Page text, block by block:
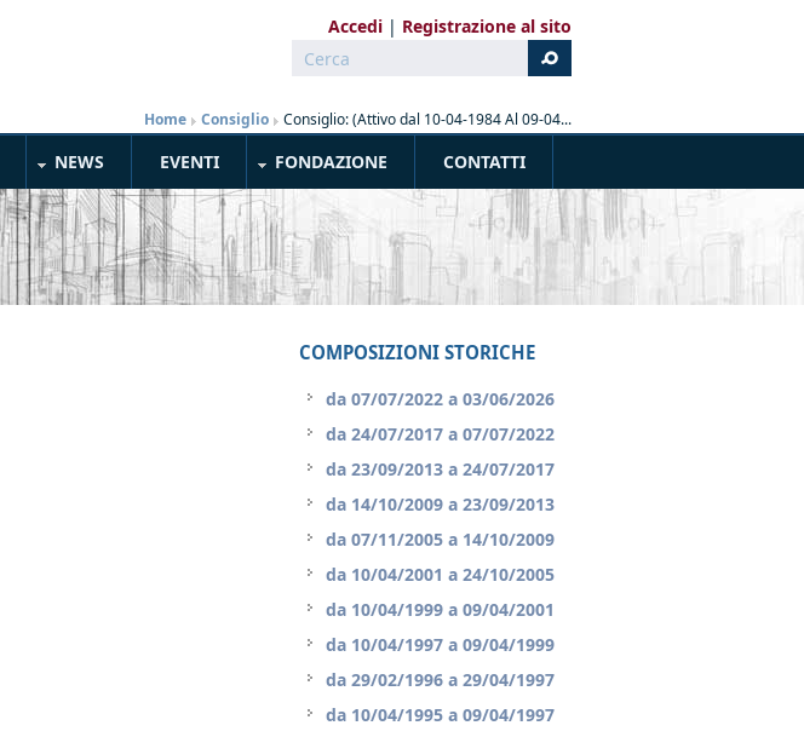
Accedi Registrazione al sito
Form di ricerca
Cerca
Home » Consiglio » Consiglio: (Attivo dal 10-04-1984 Al 09-04...
NEWS EVENTI FONDAZIONE CONTATTI
COMPOSIZIONI STORICHE
da 07/07/2022 a 03/06/2026
da 24/07/2017 a 07/07/2022
da 23/09/2013 a 24/07/2017
da 14/10/2009 a 23/09/2013
da 07/11/2005 a 14/10/2009
da 10/04/2001 a 24/10/2005
da 10/04/1999 a 09/04/2001
da 10/04/1997 a 09/04/1999
da 29/02/1996 a 29/04/1997
da 10/04/1995 a 09/04/1997